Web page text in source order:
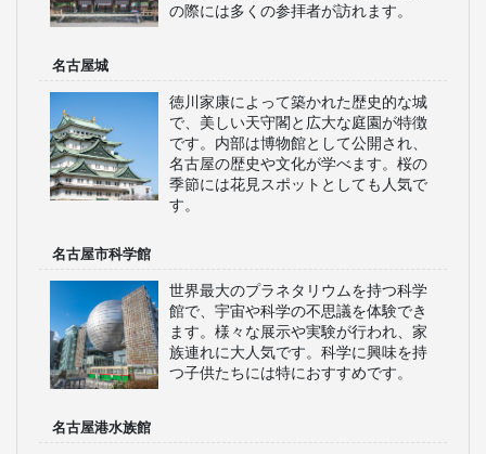
の際には多くの参拝者が訪れます。
名古屋城
徳川家康によって築かれた歴史的な城
で、美しい天守閣と広大な庭園が特徴
です。内部は博物館として公開され、
名古屋の歴史や文化が学べます。桜の
季節には花見スポットとしても人気で
す。
名古屋市科学館
世界最大のプラネタリウムを持つ科学
館で、宇宙や科学の不思議を体験でき
ます。様々な展示や実験が行われ、家
族連れに大人気です。科学に興味を持
つ子供たちには特におすすめです。
名古屋港水族館